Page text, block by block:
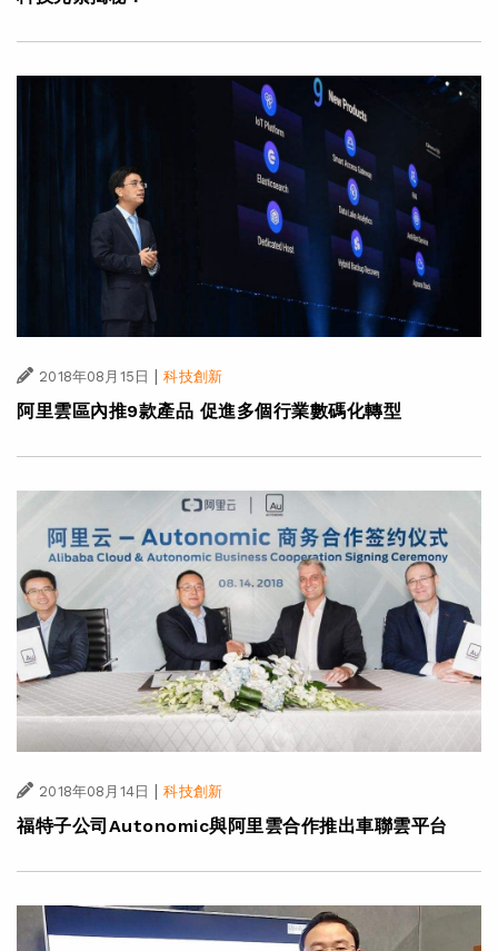
2018年08月15日 | 科技創新
阿里雲區內推9款產品 促進多個行業數碼化轉型
2018年08月14日 科技創新
福特子公司Autonomic與阿里雲合作推出車聯雲平台